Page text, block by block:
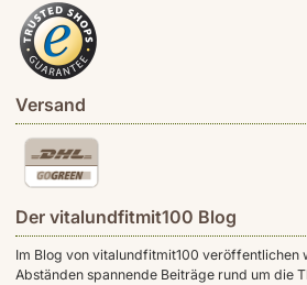
Versand
Der vitalundfitmit100 Blog
Im Blog von vitalundfitmit100 veröffentlichen
Abständen spannende Beiträge rund um die